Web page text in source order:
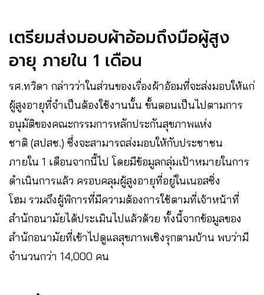
เตรียมส่งมอบผ้าอ้อมถึงมือผู้สูง
อายุ ภายใน 1 เดือน
รศ.ทวิดา กล่าวว่าในส่วนของเรื่องผ้าอ้อมที่จะส่งมอบให้แก่
ผู้สูงอายุที่จำเป็นต้องใช้งานนั้น ขั้นตอนเป็นไปตามการ
อนุมัติของคณะกรรมการหลักประกันสุขภาพแห่ง
ชาติ (สปสช.) ซึ่งจะสามารถส่งมอบให้กับประชาชน
ภายใน 1 เดือนจากนี้ไป โดยมีข้อมูลกลุ่มเป้าหมายในการ
ดำเนินการแล้ว ครอบคลุมผู้สูงอายุที่อยู่ในเนอสซิ่ง
โฮม รวมถึงผู้พิการที่มีความต้องการใช้ตามที่เจ้าหน้าที่
สำนักอนามัยได้ประเมินไปแล้วด้วย ทั้งนี้จากข้อมูลของ
สำนักอนามัยที่เข้าไปดูแลสุขภาพเชิงรุกตามบ้าน พบว่ามี
จำนวนกว่า 14,000 คน